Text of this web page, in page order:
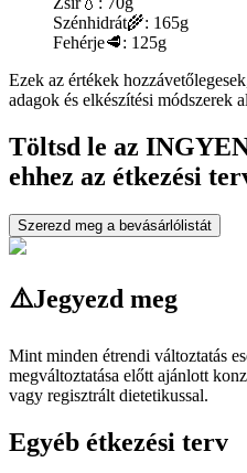
Szénhidrát🌾: 165g
Fehérje🥩: 125g
Ezek az értékek
adagok és elkészítési módszerek
Töltsd le az
ehhez az étkezési
Szerezd meg a bevásárlólistát
⚠️Jegyezd meg
Mint minden étrendi változtatás
megváltoztatása előtt ajánlott
vagy regisztrált dietetikussal.
Egyéb étkezési terv